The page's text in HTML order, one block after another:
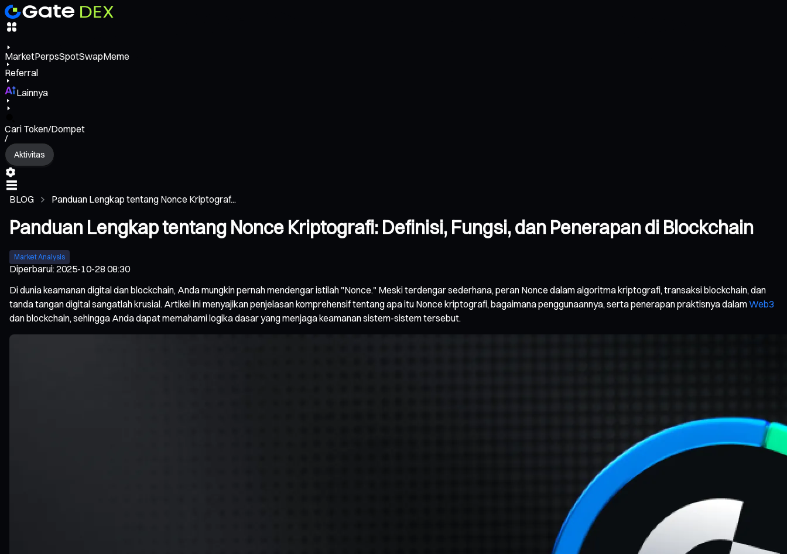
MarketPerpsSpotSwapMeme
Referral
Lainnya
Cari Token/Dompet
/
Aktivitas
BLOG Panduan Lengkap tentang Nonce Kriptograf...
Panduan Lengkap tentang Nonce Kriptografi: Definisi, Fungsi, dan Penerapan di Blockchain
Market Analysis
Diperbarui:2025-10-28 08:30
Di dunia keamanan digital dan blockchain, Anda mungkin pernah mendengar istilah "Nonce." Meski terdengar sederhana, peran Nonce dalam algoritma kriptografi, transaksi blockchain, dan
tanda tangan digital sangatlah krusial. Artikel ini menyajikan penjelasan komprehensif tentang apa itu Nonce kriptografi, bagaimana penggunaannya, serta penerapan praktisnya dalamWeb3
dan blockchain, sehingga Anda dapat memahami logika dasar yang menjaga keamanan sistem-sistem tersebut.